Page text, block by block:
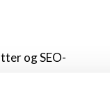
og SEO-
fokus på, at du